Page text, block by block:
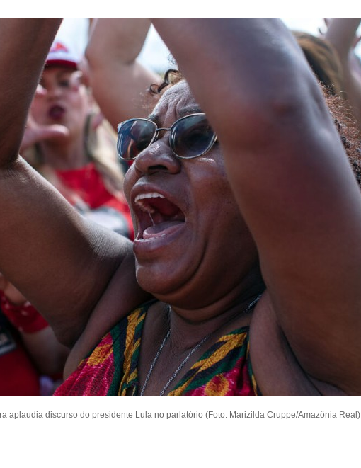
aplaudia discurso do presidente Lula no parlatório (Foto: Marizilda Cruppe/Amazônia Real)